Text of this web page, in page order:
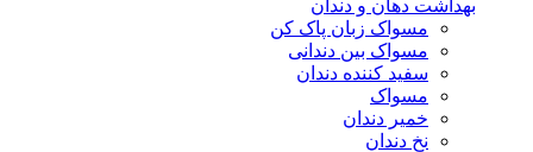
بهداشت دهان و دندان
مسواک زبان پاک کن
مسواک بین دندانی
سفید کننده دندان
مسواک
خمیر دندان
نخ دندان